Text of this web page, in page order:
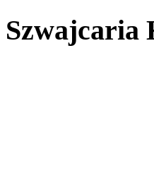
Szwajcaria